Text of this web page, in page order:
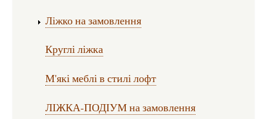
Ліжко на замовлення
Круглі ліжка
М'які меблі в стилі лофт
ЛІЖКА-ПОДІУМ на замовлення